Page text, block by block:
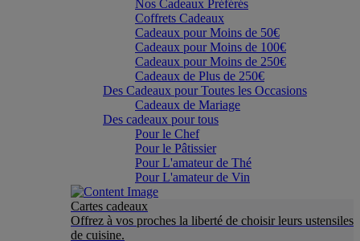
Nos Cadeaux Préférés
Coffrets Cadeaux
Cadeaux pour Moins de 50€
Cadeaux pour Moins de 100€
Cadeaux pour Moins de 250€
Cadeaux de Plus de 250€
Des Cadeaux pour Toutes les Occasions
Cadeaux de Mariage
Des cadeaux pour tous
Pour le Chef
Pour le Pâtissier
Pour L'amateur de Thé
Pour L'amateur de Vin
Cartes cadeaux
Offrez à vos proches la liberté de choisir leurs ustensiles
de cuisine.